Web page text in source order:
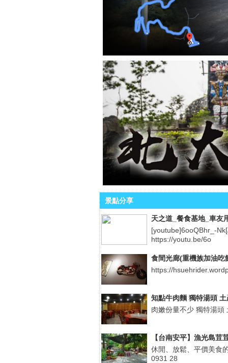
景點分享
天之道_餐食基地_車友
[youtube]6ooQBhr_-
https://youtu.be/6o
食間光廊(重機族加油吃
https://
知點牛肉麵 獨特湯頭
肉嫩份量不少 獨特湯頭
【台南安平】漁光島荳
休閒、放鬆、平價美食
0931 28